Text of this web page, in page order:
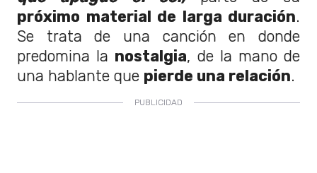
próximo material de larga duración.
Se trata de una canción en donde
predomina la nostalgia, de la mano de
una hablante que pierde una relación.